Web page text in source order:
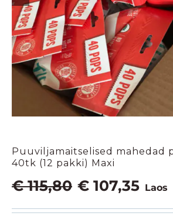
Puuviljamaitselised mahedad
40tk (12 pakki) Maxi
€115,80 Algne
oli:
€ 107,35
on:
Laos